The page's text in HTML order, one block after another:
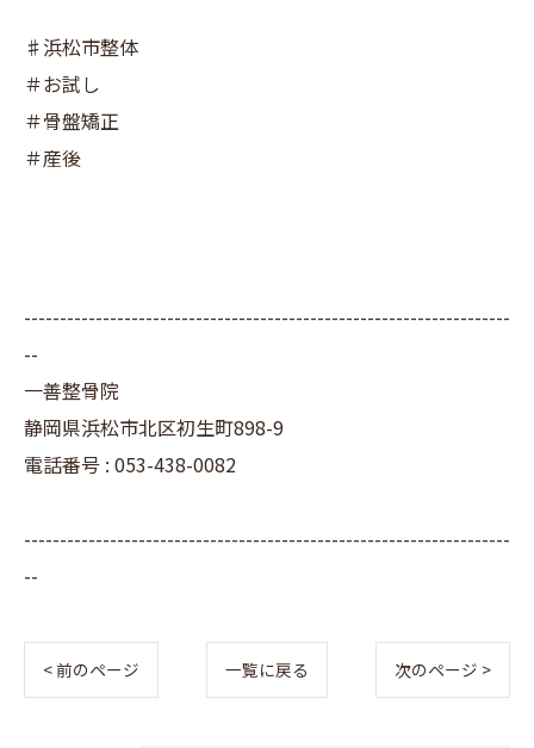
♯浜松市整体
＃お試し
＃骨盤矯正
＃産後
--------------------------------------------------------------------
--
一善整骨院
静岡県浜松市北区初生町898-9
電話番号 : 053-438-0082
--------------------------------------------------------------------
--
< 前のページ 一覧に戻る 次のページ >